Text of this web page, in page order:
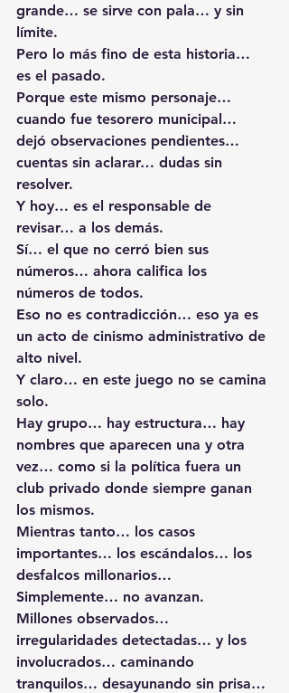
grande… se sirve con pala… y sin
límite.
Pero lo más fino de esta historia…
es el pasado.
Porque este mismo personaje…
cuando fue tesorero municipal…
dejó observaciones pendientes…
cuentas sin aclarar… dudas sin
resolver.
Y hoy… es el responsable de
revisar… a los demás.
Sí… el que no cerró bien sus
números… ahora califica los
números de todos.
Eso no es contradicción… eso ya es
un acto de cinismo administrativo de
alto nivel.
Y claro… en este juego no se camina
solo.
Hay grupo… hay estructura… hay
nombres que aparecen una y otra
vez… como si la política fuera un
club privado donde siempre ganan
los mismos.
Mientras tanto… los casos
importantes… los escándalos… los
desfalcos millonarios…
Simplemente… no avanzan.
Millones observados…
irregularidades detectadas… y los
involucrados… caminando
tranquilos… desayunando sin prisa…